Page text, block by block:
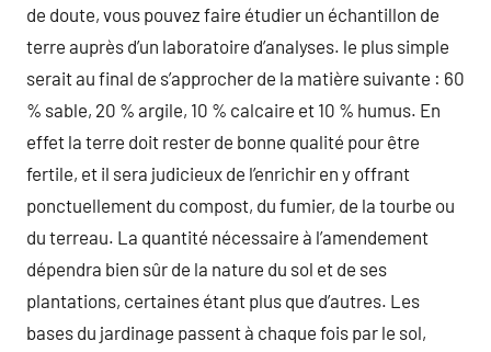
de doute, vous pouvez faire étudier un échantillon de
terre auprès d’un laboratoire d’analyses. le plus simple
serait au final de s’approcher de la matière suivante : 60
% sable, 20 % argile, 10 % calcaire et 10 % humus. En
effet la terre doit rester de bonne qualité pour être
fertile, et il sera judicieux de l’enrichir en y offrant
ponctuellement du compost, du fumier, de la tourbe ou
du terreau. La quantité nécessaire à l’amendement
dépendra bien sûr de la nature du sol et de ses
plantations, certaines étant plus que d’autres. Les
bases du jardinage passent à chaque fois par le sol,